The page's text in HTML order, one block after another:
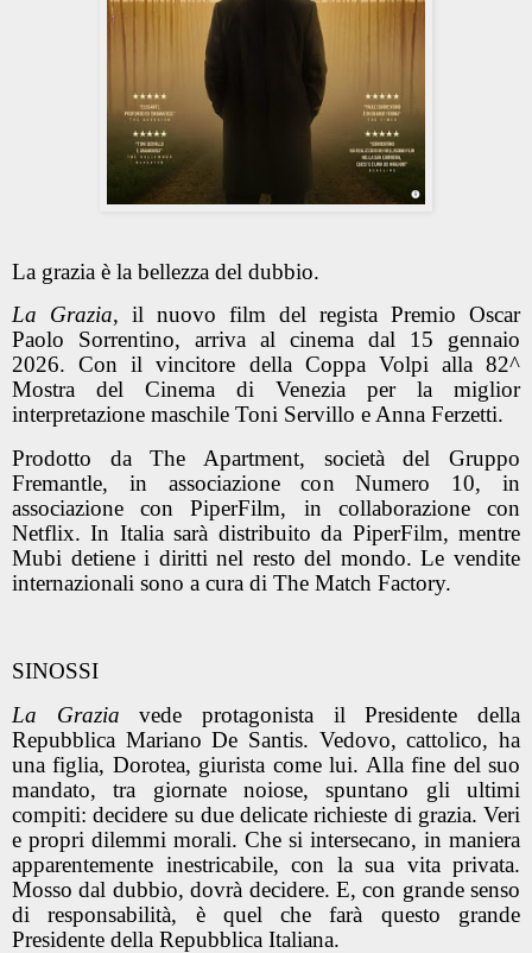
La grazia è la bellezza del dubbio.
La Grazia, il nuovo film del regista Premio Oscar
Paolo Sorrentino, arriva al cinema dal 15 gennaio
2026. Con il vincitore della Coppa Volpi alla 82^
Mostra del Cinema di Venezia per la miglior
interpretazione maschile Toni Servillo e Anna Ferzetti.
Prodotto da The Apartment, società del Gruppo
Fremantle, in associazione con Numero 10, in
associazione con PiperFilm, in collaborazione con
Netflix. In Italia sarà distribuito da PiperFilm, mentre
Mubi detiene i diritti nel resto del mondo. Le vendite
internazionali sono a cura di The Match Factory.
SINOSSI
La Grazia vede protagonista il Presidente della
Repubblica Mariano De Santis. Vedovo, cattolico, ha
una figlia, Dorotea, giurista come lui. Alla fine del suo
mandato, tra giornate noiose, spuntano gli ultimi
compiti: decidere su due delicate richieste di grazia. Veri
e propri dilemmi morali. Che si intersecano, in maniera
apparentemente inestricabile, con la sua vita privata.
Mosso dal dubbio, dovrà decidere. E, con grande senso
di responsabilità, è quel che farà questo grande
Presidente della Repubblica Italiana.